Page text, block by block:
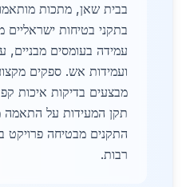
בבית שאן, מתכות
בתקני בטיחות ישראליים
עמידה בעומסים מבניים,
ועמידות אש. ספקים
מבצעים בדיקות איכות
תקן המעידות על
התקנים מבטיחה פרויקט
רבות.